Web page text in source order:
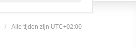
Alle tijden zijn UTC+02:00